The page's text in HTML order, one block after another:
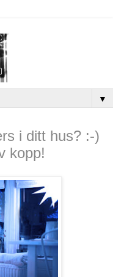
▼
i ditt hus? :-)
kopp!